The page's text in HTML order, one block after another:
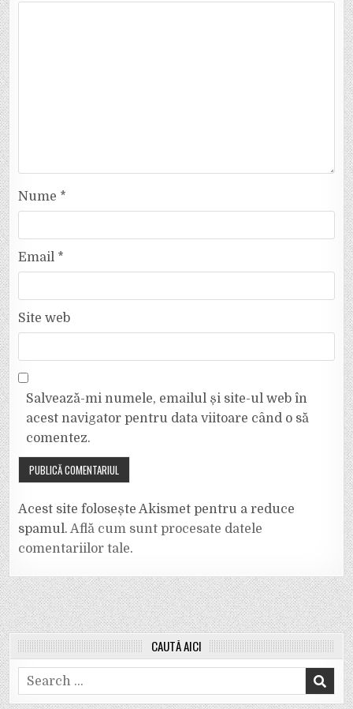
Nume *
Email *
Site web
Salvează-mi numele, emailul și site-ul web în
acest navigator pentru data viitoare când o să
comentez.
Acest site folosește Akismet pentru a reduce
spamul.Află cum sunt procesate datele
comentariilor tale.
CAUTĂ AICI
Search
for: